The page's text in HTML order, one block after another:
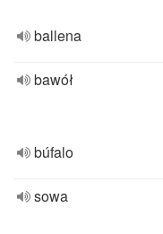
ballena
bawół
búfalo
sowa